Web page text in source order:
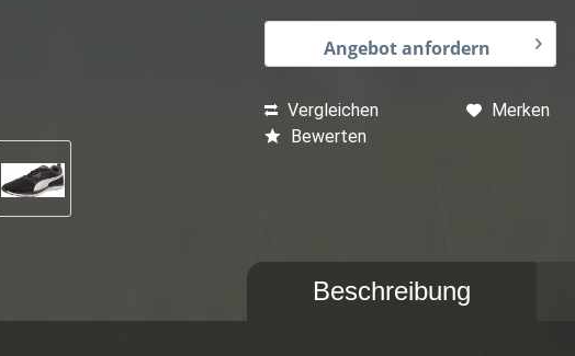
Angebot anfordern
Vergleichen
Merken
Bewerten
Beschreibung